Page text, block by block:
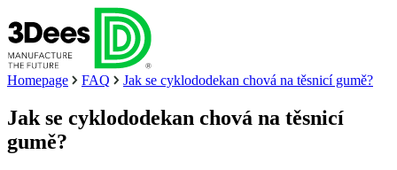
Homepage FAQ Jak se cyklododekan chová na těsnicí gumě?
Jak se cyklododekan chová na těsnicí
gumě?